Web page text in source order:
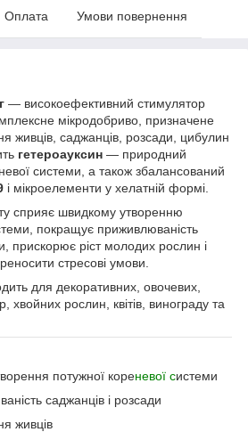
Оплата Умови повернення
— високоефективний стимулятор
мікродобриво, призначене
живців, саджанців, розсади, цибулин
гетероауксин — природний
системи, а також збалансований
і мікроелементи у хелатній формі.
сприяє швидкому утворенню
покращує приживлюваність
прискорює ріст молодих рослин і
стресові умови.
для декоративних, овочевих,
хвойних рослин, квітів, винограду та
потужної кореневої системи
саджанців і розсади
живців